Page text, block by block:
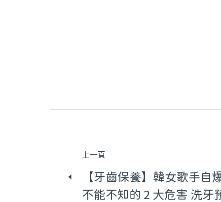
上一頁
【牙齒保養】韓女歌手自
不能不知的 2 大危害 洗牙